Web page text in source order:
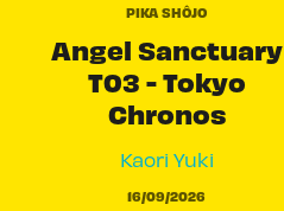
PIKA SHÔJO
Angel Sanctuary
T03 - Tokyo
Chronos
Kaori Yuki
16/09/2026